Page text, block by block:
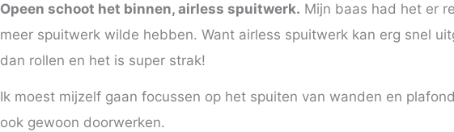
Opeen schoot het binnen, airless spuitwerk. Mijn baas had het er
meer spuitwerk wilde hebben. Want airless spuitwerk kan erg snel
dan rollen en het is super strak!
Ik moest mijzelf gaan focussen op het spuiten van wanden en
ook gewoon doorwerken.